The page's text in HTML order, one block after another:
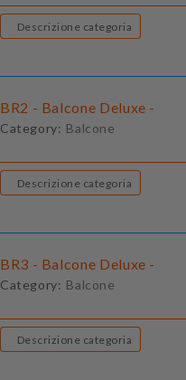
Descrizione categoria
BR2 - Balcone Deluxe -
Category: Balcone
Descrizione categoria
BR3 - Balcone Deluxe -
Category: Balcone
Descrizione categoria